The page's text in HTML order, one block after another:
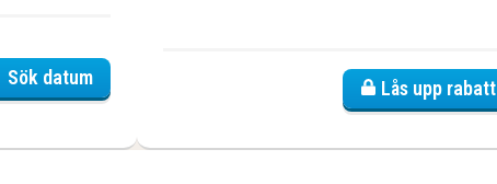
Sök datumA&O Prag Rhea Lås upp rabatt